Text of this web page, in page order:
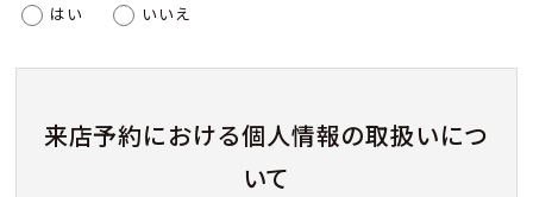
はい
いいえ
来店予約における個人情報の取扱いにつ
いて